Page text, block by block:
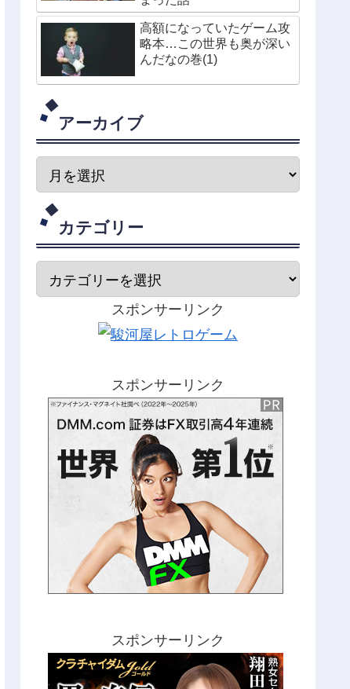
高額になっていたゲーム攻
略本…この世界も奥が深い
んだなの巻(1)
アーカイブ
カテゴリー
スポンサーリンク
スポンサーリンク
スポンサーリンク